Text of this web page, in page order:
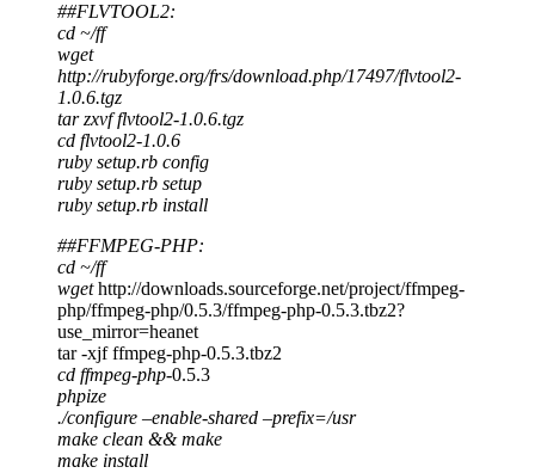
##FLVTOOL2:
cd ~/ff
wget
http://rubyforge.org/frs/download.php/17497/flvtool2-
1.0.6.tgz
tar zxvf flvtool2-1.0.6.tgz
cd flvtool2-1.0.6
ruby setup.rb config
ruby setup.rb setup
ruby setup.rb install
##FFMPEG-PHP:
cd ~/ff
wgethttp://downloads.sourceforge.net/project/ffmpeg-
php/ffmpeg-php/0.5.3/ffmpeg-php-0.5.3.tbz2?
use_mirror=heanet
tar -xjf ffmpeg-php-0.5.3.tbz2
cd ffmpeg-php-0.5.3
phpize
./configure –enable-shared –prefix=/usr
make clean && make
make install